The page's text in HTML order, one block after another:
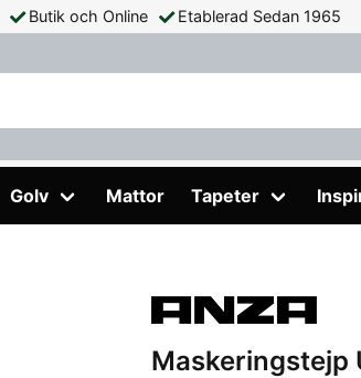
Butik och Online Etablerad Sedan 1965
Golv Mattor Tapeter
Maskeringstejp